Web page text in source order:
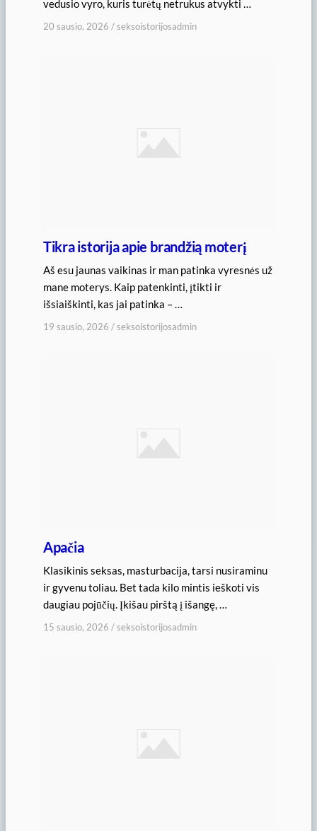
vedusio vyro, kuris turėtų netrukus atvykti …
20 sausio, 2026 /seksoistorijosadmin
Tikra istorija apie brandžią moterį
Aš esu jaunas vaikinas ir man patinka vyresnės už
mane moterys. Kaip patenkinti, įtikti ir
išsiaiškinti, kas jai patinka – …
19 sausio, 2026 /seksoistorijosadmin
Apačia
Klasikinis seksas, masturbacija, tarsi nusiraminu
ir gyvenu toliau. Bet tada kilo mintis ieškoti vis
daugiau pojūčių. Įkišau pirštą į išangę, …
15 sausio, 2026 /seksoistorijosadmin